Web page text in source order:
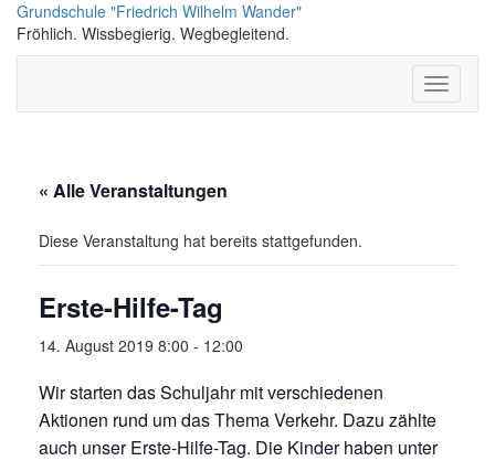
Skip
content
Grundschule "Friedrich Wilhelm Wander"
Fröhlich. Wissbegierig. Wegbegleitend.
Toggle
« Alle Veranstaltungen
Diese Veranstaltung hat bereits stattgefunden.
Erste-Hilfe-Tag
14. August 2019 8:00 - 12:00
Wir starten das Schuljahr mit verschiedenen
Aktionen rund um das Thema Verkehr. Dazu zählte
auch unser Erste-Hilfe-Tag. Die Kinder haben unter